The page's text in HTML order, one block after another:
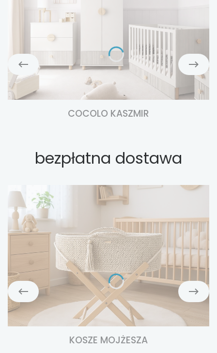
COCOLO KASZMIR
bezpłatna dostawa
KOSZE MOJŻESZA